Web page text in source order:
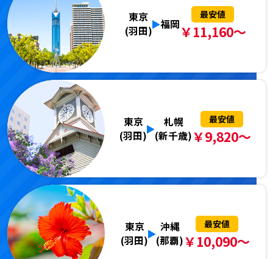
東京
(羽田) 福岡
最安値
￥11,160～
東京
(羽田)
札幌
(新千歳)
最安値
￥9,820～
東京
(羽田)
沖縄
(那覇)
最安値
￥10,090～